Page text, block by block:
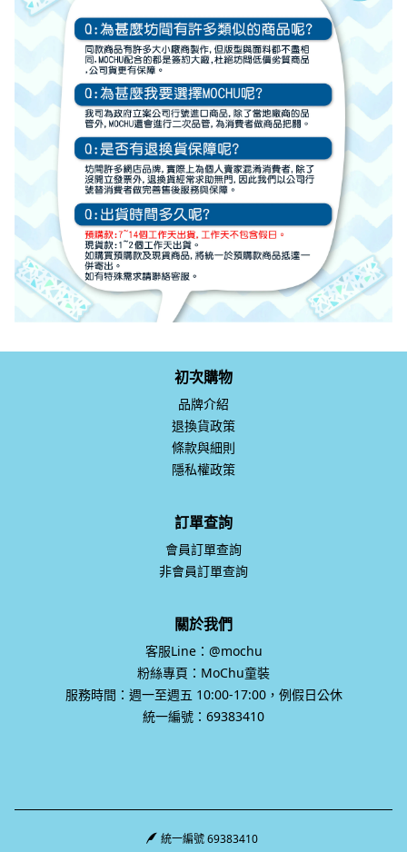
初次購物
品牌介紹
退換貨政策
條款與細則
隱私權政策
訂單查詢
會員訂單查詢
非會員訂單查詢
關於我們
客服Line：@mochu
粉絲專頁：MoChu童裝
服務時間：週一至週五 10:00-17:00，例假日公休
統一編號：69383410
統一編號 69383410